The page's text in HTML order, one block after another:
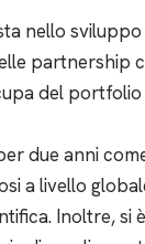
nello
partnership
del portfolio
due anni
a livello
Inoltre,